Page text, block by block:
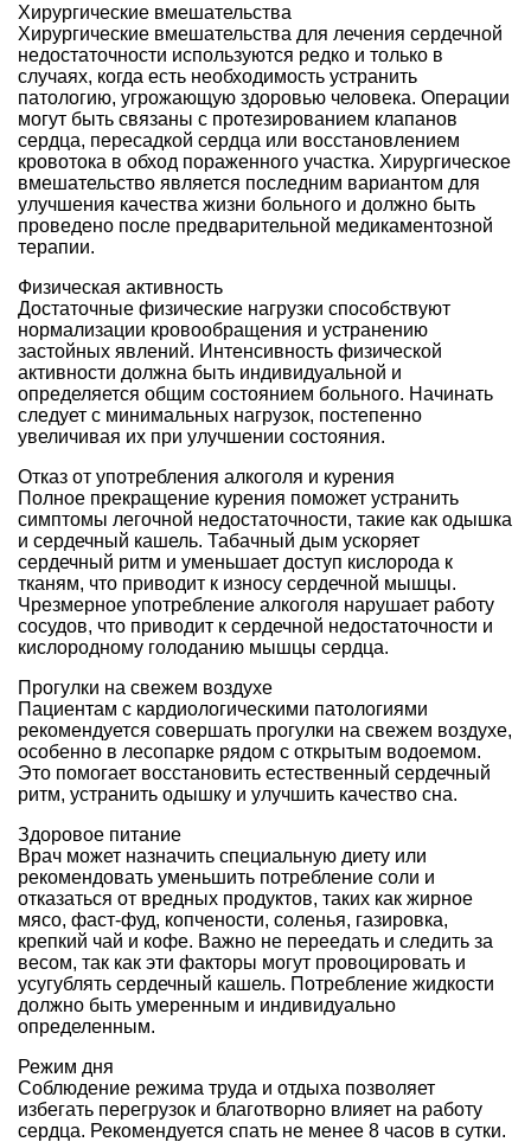
Хирургические вмешательства
Хирургические вмешательства для лечения сердечной
недостаточности используются редко и только в
случаях, когда есть необходимость устранить
патологию, угрожающую здоровью человека. Операции
могут быть связаны с протезированием клапанов
сердца, пересадкой сердца или восстановлением
кровотока в обход пораженного участка. Хирургическое
вмешательство является последним вариантом для
улучшения качества жизни больного и должно быть
проведено после предварительной медикаментозной
терапии.
Физическая активность
Достаточные физические нагрузки способствуют
нормализации кровообращения и устранению
застойных явлений. Интенсивность физической
активности должна быть индивидуальной и
определяется общим состоянием больного. Начинать
следует с минимальных нагрузок, постепенно
увеличивая их при улучшении состояния.
Отказ от употребления алкоголя и курения
Полное прекращение курения поможет устранить
симптомы легочной недостаточности, такие как одышка
и сердечный кашель. Табачный дым ускоряет
сердечный ритм и уменьшает доступ кислорода к
тканям, что приводит к износу сердечной мышцы.
Чрезмерное употребление алкоголя нарушает работу
сосудов, что приводит к сердечной недостаточности и
кислородному голоданию мышцы сердца.
Прогулки на свежем воздухе
Пациентам с кардиологическими патологиями
рекомендуется совершать прогулки на свежем воздухе,
особенно в лесопарке рядом с открытым водоемом.
Это помогает восстановить естественный сердечный
ритм, устранить одышку и улучшить качество сна.
Здоровое питание
Врач может назначить специальную диету или
рекомендовать уменьшить потребление соли и
отказаться от вредных продуктов, таких как жирное
мясо, фаст-фуд, копчености, соленья, газировка,
крепкий чай и кофе. Важно не переедать и следить за
весом, так как эти факторы могут провоцировать и
усугублять сердечный кашель. Потребление жидкости
должно быть умеренным и индивидуально
определенным.
Режим дня
Соблюдение режима труда и отдыха позволяет
избегать перегрузок и благотворно влияет на работу
сердца. Рекомендуется спать не менее 8 часов в сутки.